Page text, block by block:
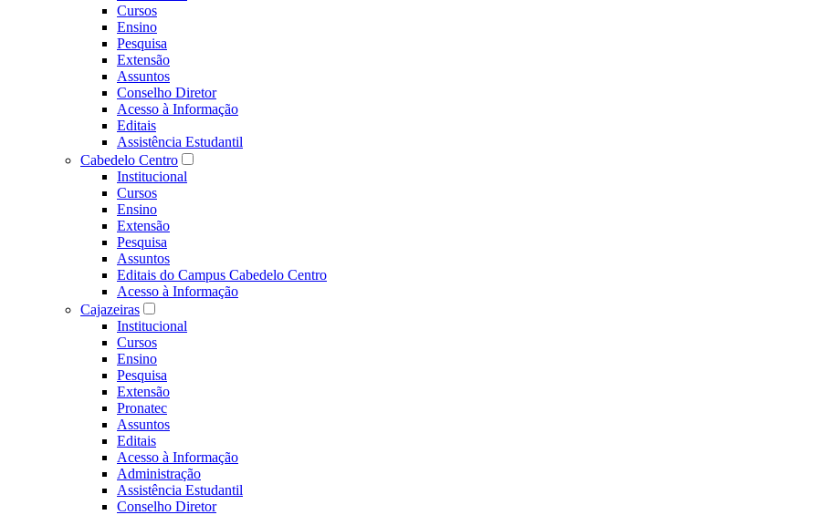
Cursos
Ensino
Pesquisa
Extensão
Assuntos
Conselho Diretor
Acesso à Informação
Editais
Assistência Estudantil
Cabedelo Centro
Institucional
Cursos
Ensino
Extensão
Pesquisa
Assuntos
Editais do Campus Cabedelo Centro
Acesso à Informação
Cajazeiras
Institucional
Cursos
Ensino
Pesquisa
Extensão
Pronatec
Assuntos
Editais
Acesso à Informação
Administração
Assistência Estudantil
Conselho Diretor